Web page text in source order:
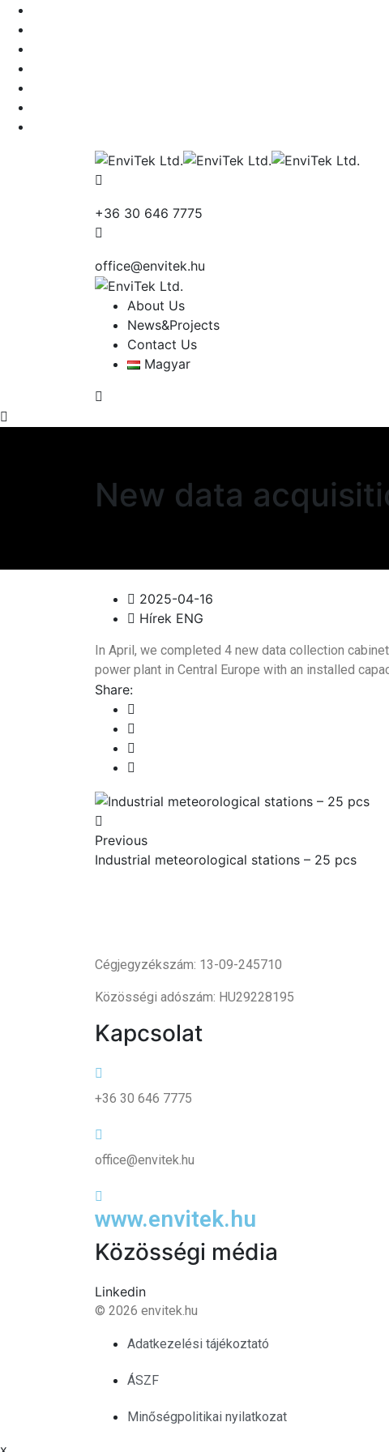
+36 30 646 7775
office@envitek.hu
About Us
News&Projects
Contact Us
Magyar
New data
2025-04-16
Hírek ENG
In April, we completed 4 new data collection
power plant in Central Europe with an installed
Share:
Previous
Industrial meteorological stations – 25 pcs
Cégjegyzékszám: 13-09-245710
Közösségi adószám: HU29228195
Kapcsolat
+36 30 646 7775
office@envitek.hu
www.envitek.hu
Közösségi média
Linkedin
© 2026 envitek.hu
Adatkezelési tájékoztató
ÁSZF
Minőségpolitikai nyilatkozat